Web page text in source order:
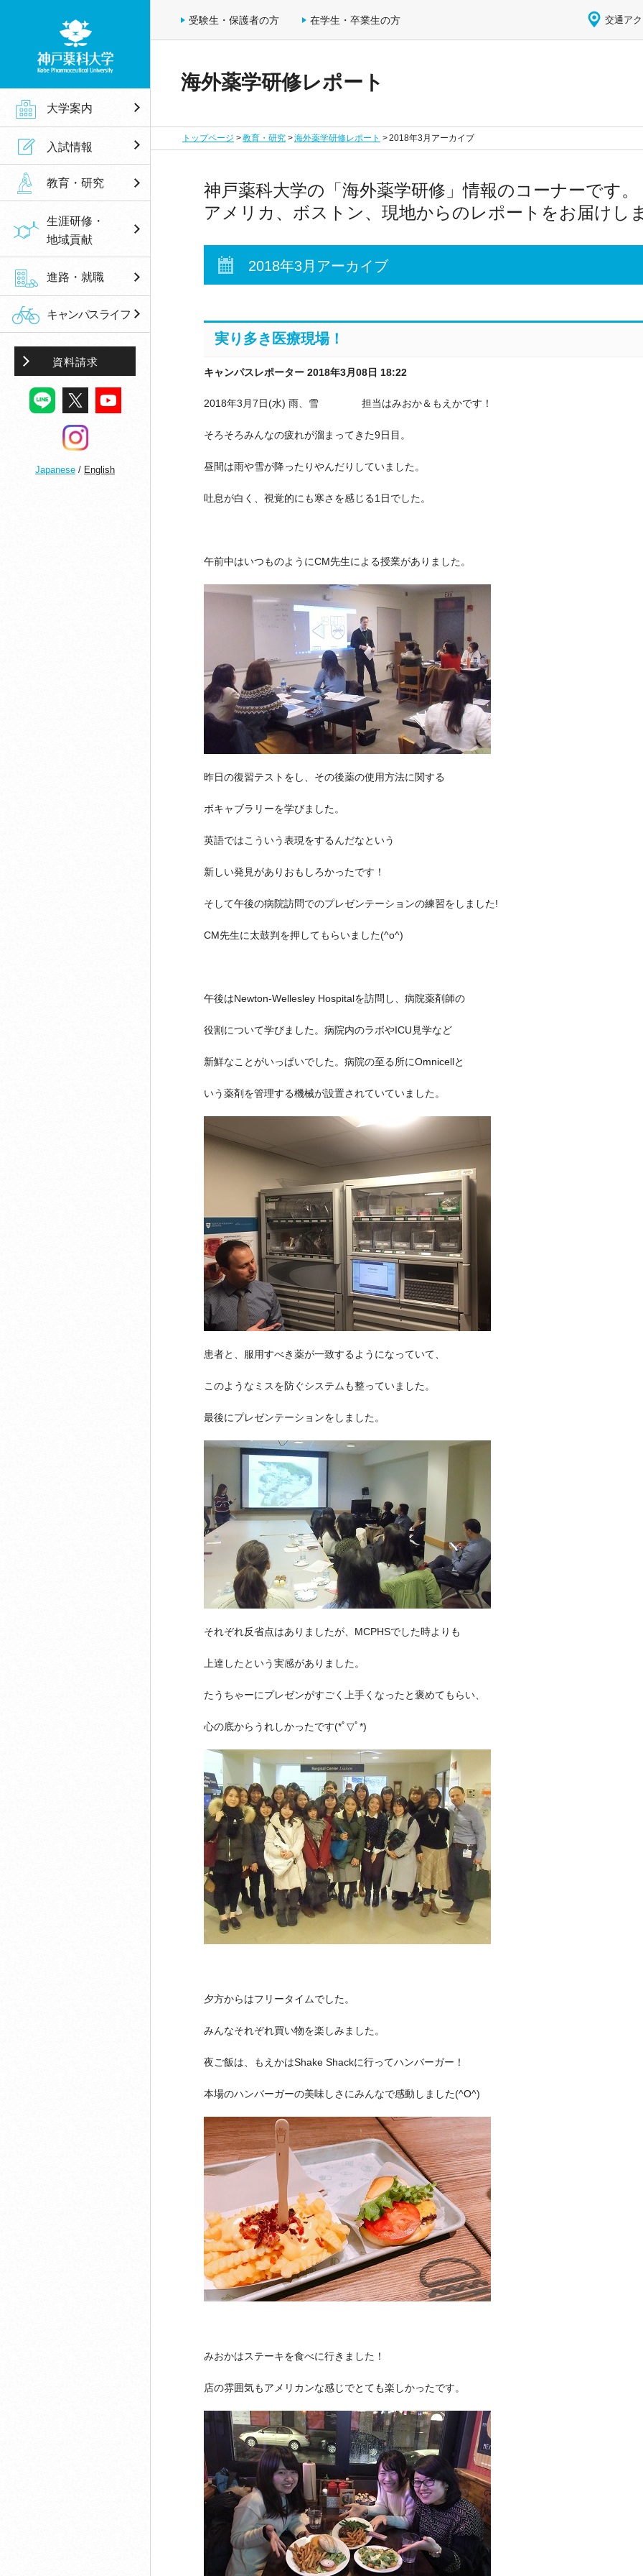
海外薬学研修レポート
トップページ 教育・研究 海外薬学研修レポート 2018年3月アーカイブ
神戸薬科大学の「海外薬学研修」情報のコーナーです。
アメリカ、ボストン、現地からのレポートをお届けしま
2018年3月アーカイブ
実り多き医療現場！
キャンパスレポーター 2018年3月08日 18:22
2018年3 月7日(水) 雨、雪 担当はみおか＆もえかです！
そろそろみんなの疲れが溜まってきた9日目。
昼間は雨や雪が降ったりやんだりしていました。
吐息が白く、視覚的にも寒さを感じる1 日でした。
午前中はいつものようにCM先生による授業がありました。
昨日の復習テストをし、その後薬の使用方法に関する
ボキャブラリーを学びました。
英語ではこういう表現をするんだなという
新しい発見がありおもしろかったです！
そして午後の病院訪問でのプレゼンテーションの練習をしました!
CM先生に太鼓判を押してもらいました(^o^)
午後はNewton-Wellesley Hospitalを訪問し、病院薬剤師の
役割について学びました。病院内のラボやICU 見学など
新鮮なことがいっぱいでした。病院の至る所にOmnicellと
いう薬剤を管理する機械が設置されていていました。
患者と、服用すべき薬が一致するようになっていて、
このようなミスを防ぐシステムも整っていました。
最後にプレゼンテーションをしました。
それぞれ反省点はありましたが、 MCPHSでした時よりも
上達したという実感がありました。
たうちゃーにプレゼンがすごく上手くなったと褒めてもらい、
心の底からうれしかったです(*ﾟ▽ﾟ*)
夕方からはフリータイムでした。
みんなそれぞれ買い物を楽しみました。
夜ご飯は、もえかはShake Shackに行ってハンバーガー！
本場のハンバーガーの美味しさにみんなで感動しました(^O^)
みおかはステーキを食べに行きました！
店の雰囲気もアメリカンな感じでとても楽しかったです。
神戸薬科大学
大学案内
入試情報
教育・研究
生涯研修・
地域貢献
進路・就職
キャンパスライフ
資料請求
Japanese / English
受験生・保護者の方 在学生・卒業生の方 交通ア